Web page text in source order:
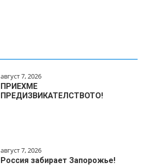
август 7, 2026
ПРИЕХМЕ
ПРЕДИЗВИКАТЕЛСТВОТО!
август 7, 2026
Россия забирает Запорожье!